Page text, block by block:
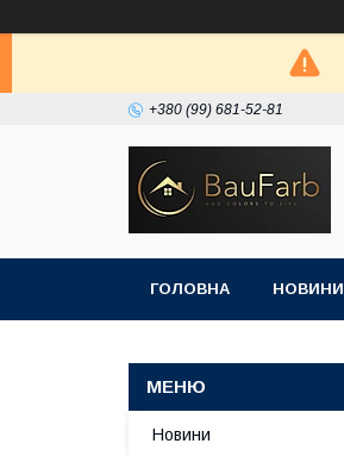
+380 (99) 681-52-81
ГОЛОВНА НОВИНИ
Новини